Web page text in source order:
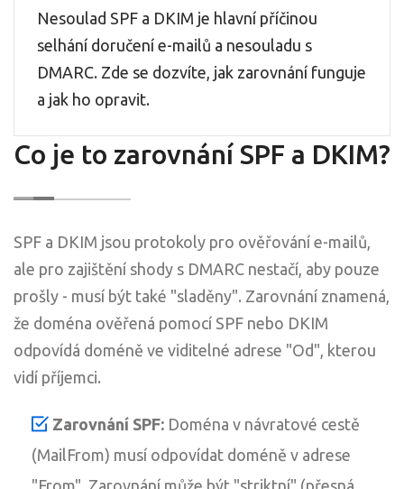
Nesoulad SPF a DKIM je hlavní příčinou
selhání doručení e-mailů a nesouladu s
DMARC. Zde se dozvíte, jak zarovnání funguje
a jak ho opravit.
Co je to zarovnání SPF a DKIM?
SPF a DKIM jsou protokoly pro ověřování e-mailů,
ale pro zajištění shody s DMARC nestačí, aby pouze
prošly - musí být také "sladěny". Zarovnání znamená,
že doména ověřená pomocí SPF nebo DKIM
odpovídá doméně ve viditelné adrese "Od", kterou
vidí příjemci.
Zarovnání SPF: Doména v návratové cestě
(MailFrom) musí odpovídat doméně v adrese
"From". Zarovnání může být "striktní" (přesná